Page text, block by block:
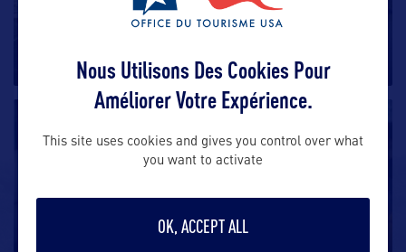
Virginia Beach Military Aviation Museum
Nous Utilisons Des Cookies Pour
Améliorer Votre Expérience.
This site uses cookies and gives you control over what
you want to activate
OK, ACCEPT ALL